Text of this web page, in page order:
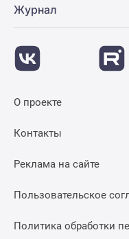
Журнал
О проекте
Контакты
Реклама на сайте
Пользовательское
Политика обработки